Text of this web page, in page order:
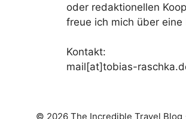
oder redaktionellen
freue ich mich über eine
Kontakt:
mail[at]tobias-
© 2026 The Incredible Travel Blog